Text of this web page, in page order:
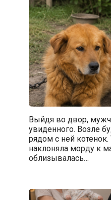
Выйдя во двор,
увиденного. Возле
рядом с ней котенок.
наклоняла морду к
облизывалась…